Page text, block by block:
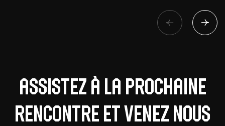
Assistez à la prochaine
rencontre et venez nous